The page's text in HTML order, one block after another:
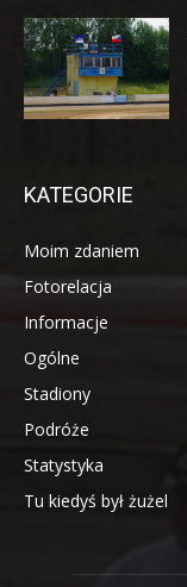
KATEGORIE
Moim zdaniem
Fotorelacja
Informacje
Ogólne
Stadiony
Podróże
Statystyka
Tu kiedyś był żużel